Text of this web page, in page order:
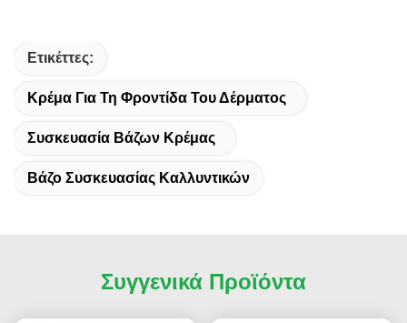
Ετικέττες:
Κρέμα Για Τη Φροντίδα Του Δέρματος
Συσκευασία Βάζων Κρέμας
Βάζο Συσκευασίας Καλλυντικών
Συγγενικά Προϊόντα